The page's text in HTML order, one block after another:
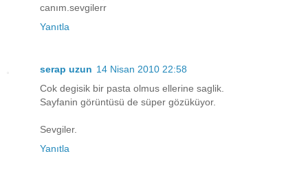
canım.sevgilerr
Yanıtla
serap uzun 14 Nisan 2010 22:58
Cok degisik bir pasta olmus ellerine saglik.
Sayfanin görüntüsü de süper gözüküyor.
Sevgiler.
Yanıtla